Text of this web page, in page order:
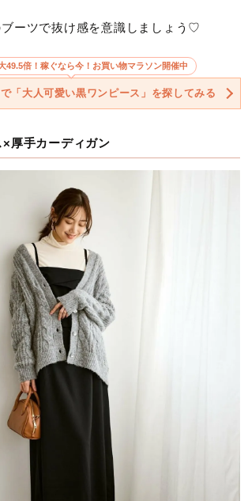
ーツで抜け感を意識しましょう♡
49.5倍！稼ぐなら今！お買い物マラソン開催中
「大人可愛い黒ワンピース」を探してみる
厚手カーディガン